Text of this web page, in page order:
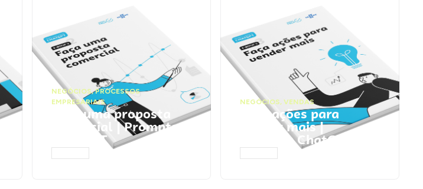
NEGÓCIOS,PROCESSOS
EMPRESARIAIS
Faça uma proposta
comercial | Prompts
ChatGPT
NEGÓCIOS, VENDAS
Faça ações para
vender mais |
Prompts ChatGPT